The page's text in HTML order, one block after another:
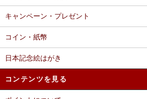
キャンペーン・プレゼント
コイン・紙幣
日本記念絵はがき
コンテンツを見る